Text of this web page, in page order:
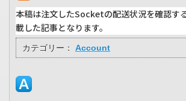
本稿は注文したSocketの配送状況を確認す
載した記事となります。
カテゴリー： Account